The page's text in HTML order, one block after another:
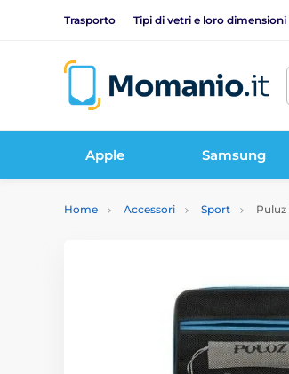
Trasporto Tipi di vetri e loro dimensioni
Apple Samsung
Home Accessori Sport Puluz